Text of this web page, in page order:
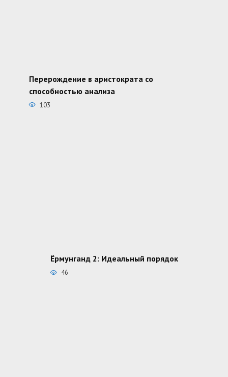
Перерождение в аристократа со
способностью анализа
103
Ёрмунганд 2: Идеальный порядок
46